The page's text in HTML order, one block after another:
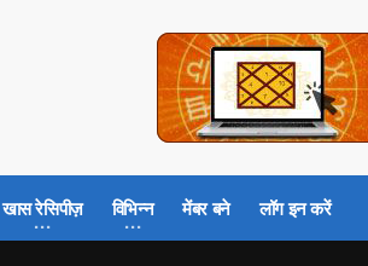
खास रेसिपीज़ विभिन्न मेंबर बने लॉग इन करें